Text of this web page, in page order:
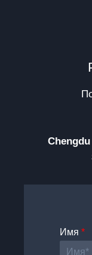
Имя *